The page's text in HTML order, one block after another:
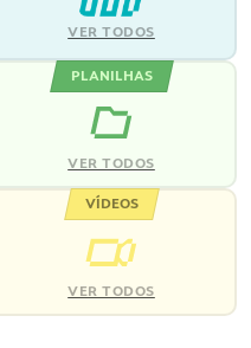
VER TODOS
PLANILHAS
VER TODOS
VÍDEOS
VER TODOS